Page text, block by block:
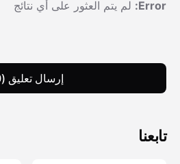
Error: لم يتم العثور على أي نتائج
إرسال تعليق (0)
تابعنا